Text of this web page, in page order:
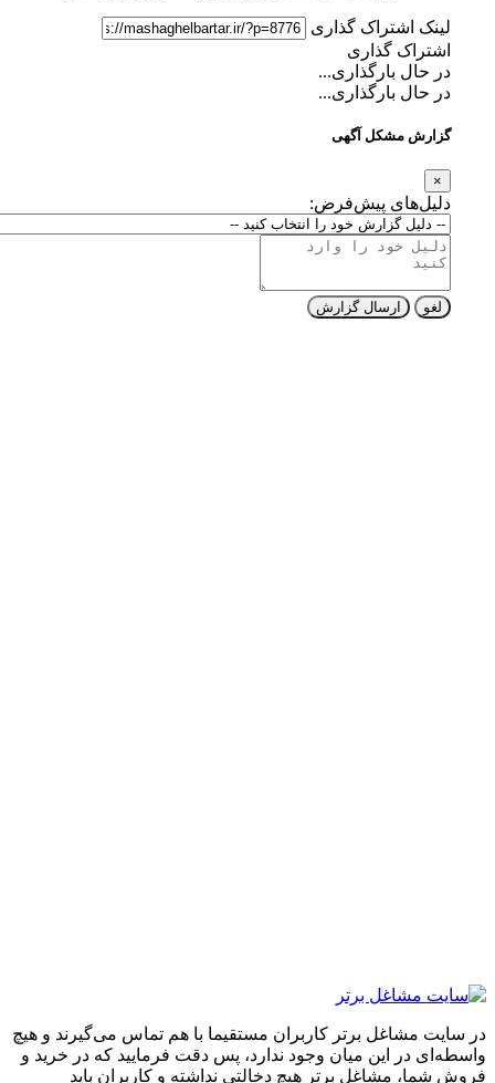
لینک اشتراک گذاری
اشتراک گذاری
در حال بارگذاری...
در حال بارگذاری...
گزارش مشکل آگهی
دلیل‌های پیش‌فرض:
ارسال گزارش
مشاغل برتر کاربران مستقیما با هم تماس می‌گیرند و هیچ
در این میان وجود ندارد، پس دقت فرمایید که در خرید و
شما، مشاغل برتر هیچ دخالتی نداشته و کاربران باید